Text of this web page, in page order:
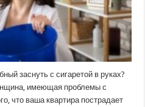
заснуть с сигаретой в руках?
имеющая проблемы с
что ваша квартира пострадает